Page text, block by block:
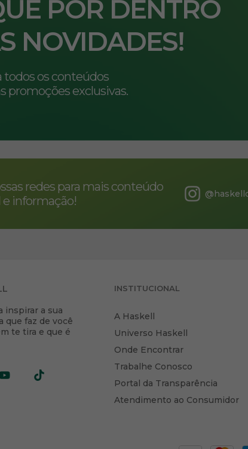
POR DENTRO
NOVIDADES!
todos os conteúdos
promoções exclusivas.
redes para mais conteúdo
e informação!
inspirar a sua
que faz de você
te tira e que é
INSTITUCIONAL
A Haskell
Universo Haskell
Onde Encontrar
Trabalhe Conosco
Portal da Transparência
Atendimento ao Consumidor